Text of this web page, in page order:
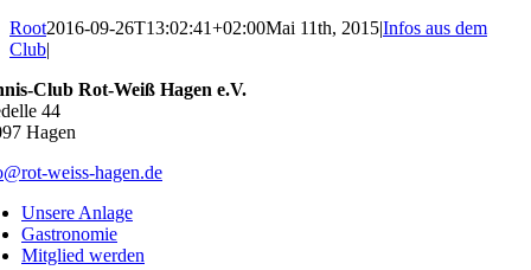
Root2016-09-26T13:02:41+02:00Mai 11th, 2015|Infos aus dem
Club|
Club Rot-Weiß Hagen e.V.
44
Hagen
weiss-hagen.de
Unsere Anlage
Gastronomie
Mitglied werden